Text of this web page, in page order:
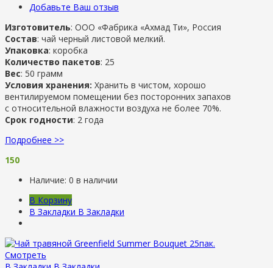
Добавьте Ваш отзыв
Изготовитель: ООО «Фабрика «Ахмад Ти», Россия
Состав: чай черный листовой мелкий.
Упаковка: коробка
Количество пакетов: 25
Вес: 50 грамм
Условия хранения: Хранить в чистом, хорошо
вентилируемом помещении без посторонних запахов
с относительной влажности воздуха не более 70%.
Срок годности: 2 года
Подробнее >>
150
Наличие: 0 в наличии
В Корзину
В Закладки В Закладки
Смотреть